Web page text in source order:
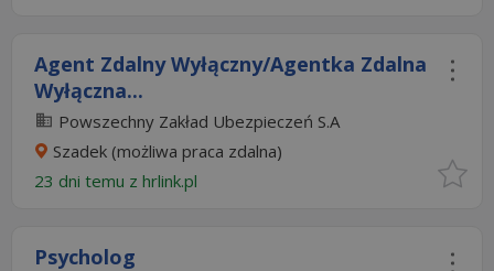
Agent Zdalny Wyłączny/Agentka Zdalna
Wyłączna...
Powszechny Zakład Ubezpieczeń S.A
Szadek (możliwa praca zdalna)
23 dni temu z hrlink.pl
Psycholog